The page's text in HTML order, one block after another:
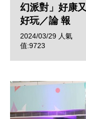
幻派對」好康又
好玩／論 報
2024/03/29 人氣
值:9723